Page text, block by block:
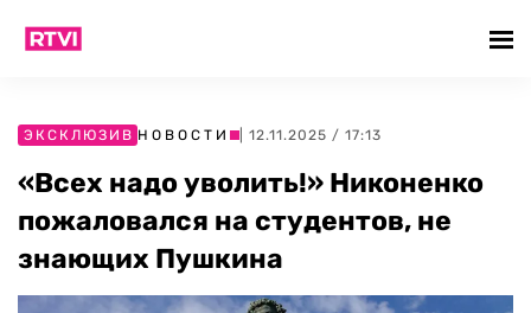
ЭКСКЛЮЗИВ НОВОСТИ | 12.11.2025 / 17:13
«Всех надо уволить!» Никоненко
пожаловался на студентов, не
знающих Пушкина